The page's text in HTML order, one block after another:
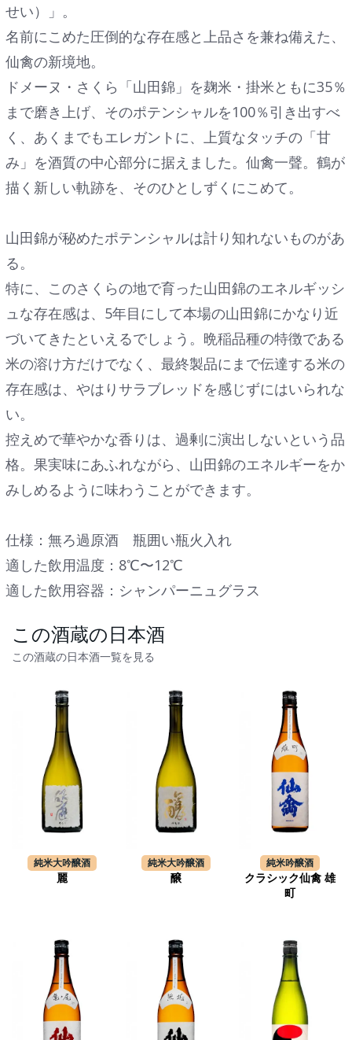
せい）」。
名前にこめた圧倒的な存在感と上品さを兼ね備えた、
仙禽の新境地。
ドメーヌ・さくら「山田錦」を麹米・掛米ともに35％
まで磨き上げ、そのポテンシャルを100％引き出すべ
く、あくまでもエレガントに、上質なタッチの「甘
み」を酒質の中心部分に据えました。仙禽一聲。鶴が
描く新しい軌跡を、そのひとしずくにこめて。
山田錦が秘めたポテンシャルは計り知れないものがあ
る。
特に、このさくらの地で育った山田錦のエネルギッシ
ュな存在感は、5年目にして本場の山田錦にかなり近
づいてきたといえるでしょう。晩稲品種の特徴である
米の溶け方だけでなく、最終製品にまで伝達する米の
存在感は、やはりサラブレッドを感じずにはいられな
い。
控えめで華やかな香りは、過剰に演出しないという品
格。果実味にあふれながら、山田錦のエネルギーをか
みしめるように味わうことができます。
仕様：無ろ過原酒 瓶囲い瓶火入れ
適した飲用温度：8℃〜12℃
適した飲用容器：シャンパーニュグラス
この酒蔵の日本酒
この酒蔵の日本酒一覧を見る
純米大吟醸酒
麗
純米大吟醸酒
醸
純米吟醸酒
クラシック仙禽 雄
町